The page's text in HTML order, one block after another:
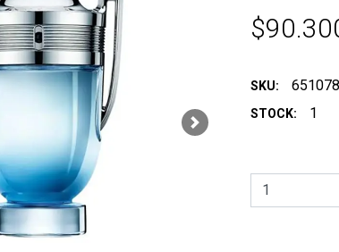
Next
SKU:
STOCK: 1